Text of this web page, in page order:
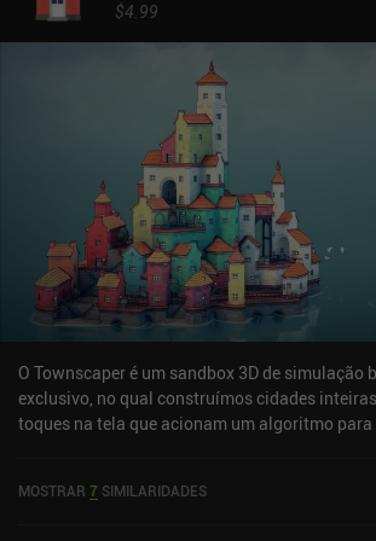
$4.99
O Townscaper é um sandbox 3D de simulação
exclusivo, no qual construímos cidades
toques na tela que acionam um algoritmo
tocar novamente para criar uma casa. À
MOSTRAR 7 SIMILARIDADES